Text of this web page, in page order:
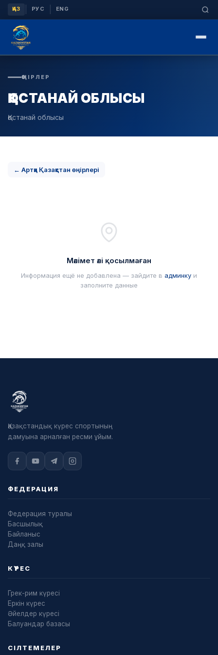
ҚАЗ РУС ENG
ӨҢІРЛЕР
ҚОСТАНАЙ ОБЛЫСЫ
Қостанай облысы
← Артқа Қазақстан өңірлері
Мәлімет әлі қосылмаған
Информация ещё не добавлена — зайдите в админку и
заполните данные
Қазақстандық күрес спортының
дамуына арналған ресми ұйым.
ФЕДЕРАЦИЯ
Федерация туралы
Басшылық
Байланыс
Даңқ залы
КҮРЕС
Грек-рим күресі
Еркін күрес
Әйелдер күресі
Балуандар базасы
СІЛТЕМЕЛЕР